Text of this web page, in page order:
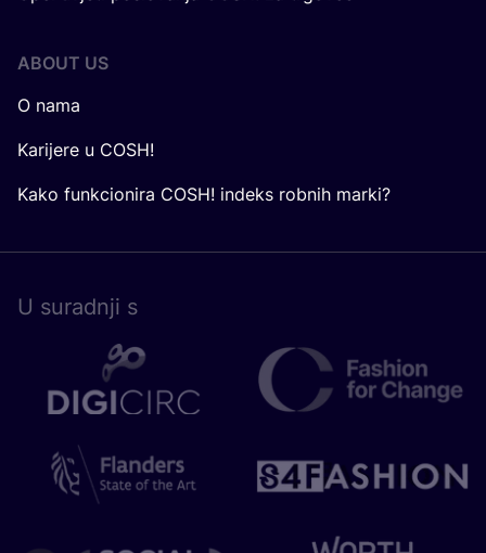
ABOUT US
O nama
Karijere u COSH!
Kako funkcionira COSH! indeks robnih marki?
U surad­nji s